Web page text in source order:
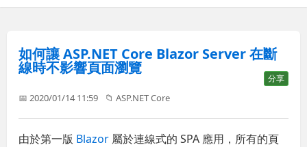
如何讓 ASP.NET Core Blazor Server 在斷
線時不影響頁面瀏覽
分享
📅 2020/01/14 11:59 📁ASP.NET Core
由於第一版 Blazor 屬於連線式的 SPA 應用，所有的頁